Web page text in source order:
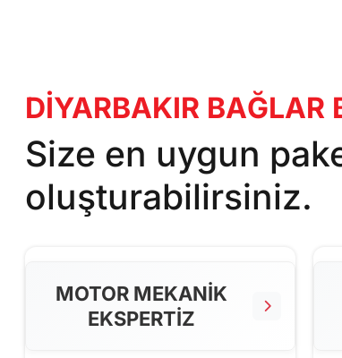
DİYARBAKIR
Size en uygun
oluşturabilirsiniz.
MOTOR MEKANİK
EKSPERTİZ